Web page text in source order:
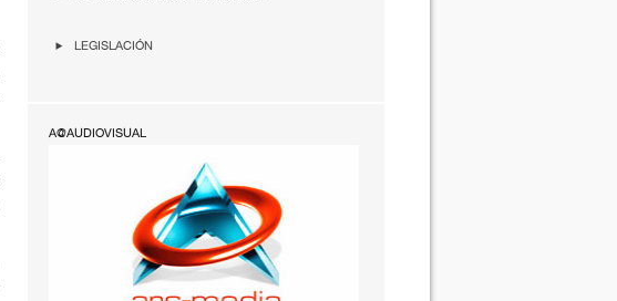
LEGISLACIÓN
A@AUDIOVISUAL